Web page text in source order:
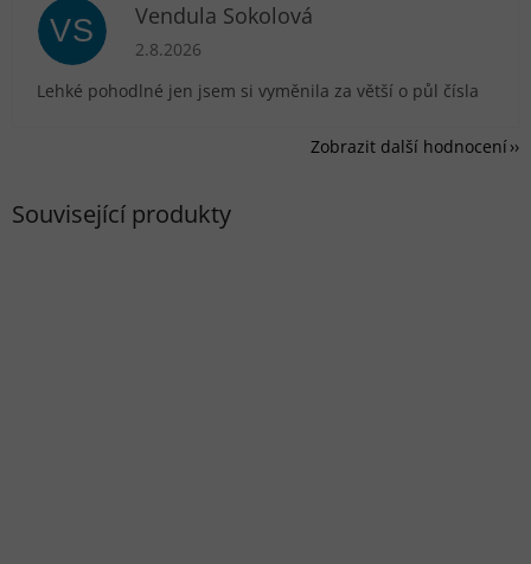
Související produkty
VS Vendula Sokolová
Hodnocení obchodu je 5 z 5 hvězdiček.
2.8.2026
Lehké pohodlné jen jsem si vyměnila za větší o půl čísla
Zobrazit další hodnocení